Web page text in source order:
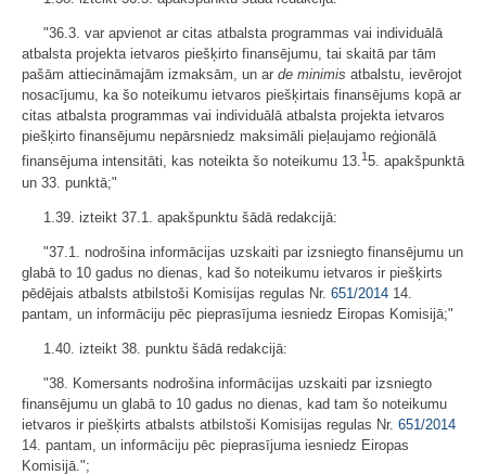
"36.3. var apvienot ar citas atbalsta programmas vai individuālā
atbalsta projekta ietvaros piešķirto finansējumu, tai skaitā par tām
pašām attiecināmajām izmaksām, un ar de minimis atbalstu, ievērojot
nosacījumu, ka šo noteikumu ietvaros piešķirtais finansējums kopā ar
citas atbalsta programmas vai individuālā atbalsta projekta ietvaros
piešķirto finansējumu nepārsniedz maksimāli pieļaujamo reģionālā
finansējuma intensitāti, kas noteikta šo noteikumu 13.1 5. apakšpunktā
un 33. punktā;"
1.39. izteikt 37.1. apakšpunktu šādā redakcijā:
"37.1. nodrošina informācijas uzskaiti par izsniegto finansējumu un
glabā to 10 gadus no dienas, kad šo noteikumu ietvaros ir piešķirts
pēdējais atbalsts atbilstoši Komisijas regulas Nr. 651/2014 14.
pantam, un informāciju pēc pieprasījuma iesniedz Eiropas Komisijā;"
1.40. izteikt 38. punktu šādā redakcijā:
"38. Komersants nodrošina informācijas uzskaiti par izsniegto
finansējumu un glabā to 10 gadus no dienas, kad tam šo noteikumu
ietvaros ir piešķirts atbalsts atbilstoši Komisijas regulas Nr. 651/2014
14. pantam, un informāciju pēc pieprasījuma iesniedz Eiropas
Komisijā.";